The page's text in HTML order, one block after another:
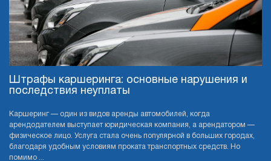
Штрафы каршеринга: основные нарушения и
последствия неуплаты
Каршеринг — один из видов аренды автомобилей, когда
арендодателем выступает юридическая компания, а арендатором —
физическое лицо. Услуга стала очень популярной в больших городах,
благодаря удобным условиям проката транспортных средств. Но
помимо ...